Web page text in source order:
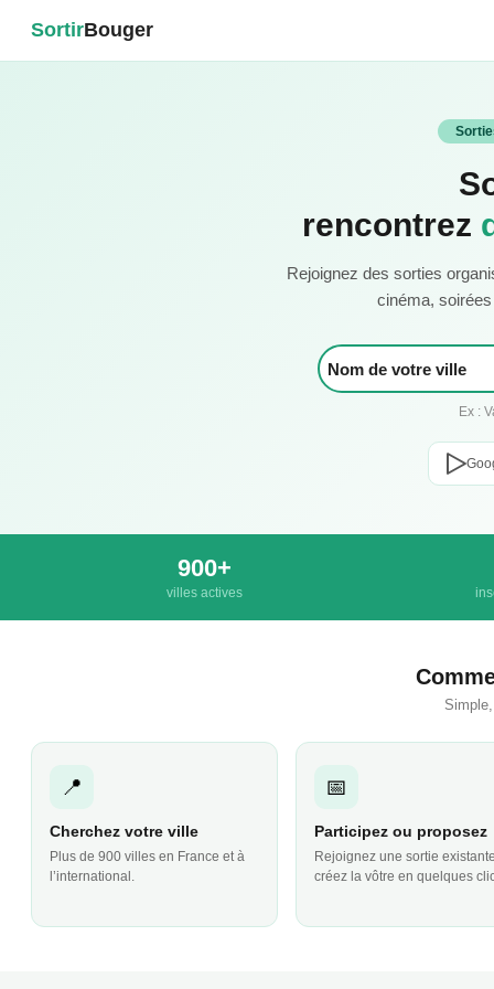
SortirBouger
rencontrez
Rejoignez des sorties
cinéma,
Ex :
900+
villes actives
📍
Cherchez votre ville
Plus de 900 villes en France et à
l’international.
📅
Participez ou proposez
Rejoignez une sortie
créez la vôtre en quelques